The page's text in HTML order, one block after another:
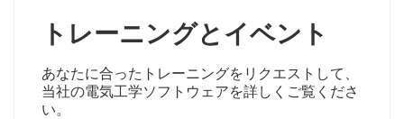
トレーニングとイベント
あなたに合ったトレーニングをリクエストして、
当社の電気工学ソフトウェアを詳しくご覧くださ
い。